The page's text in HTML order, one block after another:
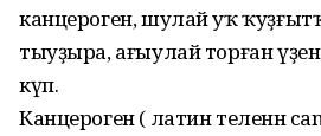
канцероген, шулай уҡ
тыуҙыра, ағыулай торған
күп.
Канцероген ( латин теленән